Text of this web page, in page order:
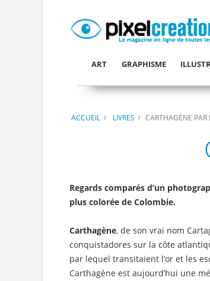
ART GRAPHISME
ACCUEIL LIVRES CARTHAGÈNE PAR
Regards comparés d’un
plus colorée de Colombie.
Carthagène, de son vrai nom
conquistadores sur la côte
par lequel transitaient l’or et les
Carthagène est aujourd’hui une